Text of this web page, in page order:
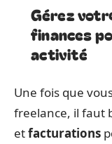
Gérez
finances
activité
Une fois que
freelance, il faut
etfacturations